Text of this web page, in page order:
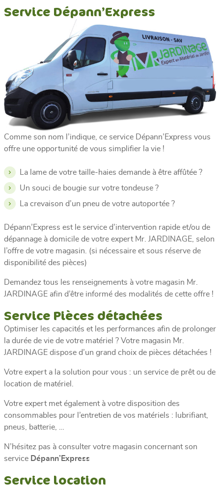
Service Dépann’Express
Comme son nom l’indique, ce service Dépann’Express vous
offre une opportunité de vous simplifier la vie !
La lame de votre taille-haies demande à être affûtée ?
Un souci de bougie sur votre tondeuse ?
La crevaison d’un pneu de votre autoportée ?
Dépann’Express est le service d’intervention rapide et/ou de
dépannage à domicile de votre expert Mr. JARDINAGE, selon
l’offre de votre magasin. (si nécessaire et sous réserve de
disponibilité des pièces)
Demandez tous les renseignements à votre magasin Mr.
JARDINAGE afin d’être informé des modalités de cette offre !
Service Pièces détachées
Optimiser les capacités et les performances afin de prolonger
la durée de vie de votre matériel ? Votre magasin Mr.
JARDINAGE dispose d’un grand choix de pièces détachées !
Votre expert a la solution pour vous : un service de prêt ou de
location de matériel.
Votre expert met également à votre disposition des
consommables pour l’entretien de vos matériels : lubrifiant,
pneus, batterie, …
N’hésitez pas à consulter votre magasin concernant son
service Dépann’Express
Service location